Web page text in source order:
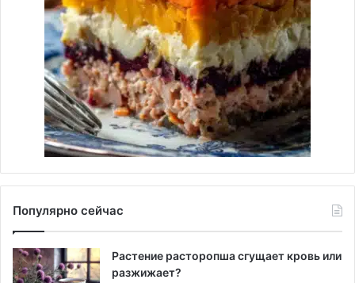
Популярно сейчас
Растение расторопша сгущает кровь или
разжижает?